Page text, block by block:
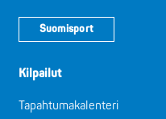
Suomisport
Kilpailut
Tapahtumakalenteri